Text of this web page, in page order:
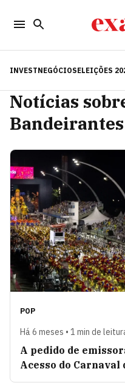
INVESTNEGÓCIOSELEIÇÕES
Notícias
Bandeirantes
POP
Há 6 meses • 1 min de
A pedido de
Acesso do Carnaval